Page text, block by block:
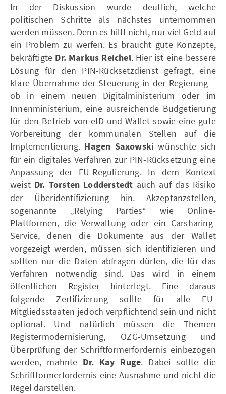
In der Diskussion wurde deutlich, welche
politischen Schritte als nächstes unternommen
werden müssen. Denn es hilft nicht, nur viel Geld auf
ein Problem zu werfen. Es braucht gute Konzepte,
bekräftigte Dr. Markus Reichel. Hier ist eine bessere
Lösung für den PIN-Rücksetzdienst gefragt, eine
klare Übernahme der Steuerung in der Regierung –
ob in einem neuen Digitalministerium oder im
Innenministerium, eine ausreichende Budgetierung
für den Betrieb von eID und Wallet sowie eine gute
Vorbereitung der kommunalen Stellen auf die
Implementierung. Hagen Saxowski wünschte sich
für ein digitales Verfahren zur PIN-Rücksetzung eine
Anpassung der EU-Regulierung. In dem Kontext
weist Dr. Torsten Lodderstedt auch auf das Risiko
der Überidentifizierung hin. Akzeptanzstellen,
sogenannte „Relying Parties“ wie Online-
Plattformen, die Verwaltung oder ein Carsharing-
Service, denen die Dokumente aus der Wallet
vorgezeigt werden, müssen sich identifizieren und
sollten nur die Daten abfragen dürfen, die für das
Verfahren notwendig sind. Das wird in einem
öffentlichen Register hinterlegt. Eine daraus
folgende Zertifizierung sollte für alle EU-
Mitgliedsstaaten jedoch verpflichtend sein und nicht
optional. Und natürlich müssen die Themen
Registermodernisierung, OZG-Umsetzung und
Überprüfung der Schriftformerfordernis einbezogen
werden, mahnte Dr. Kay Ruge. Dabei sollte die
Schriftformerfordernis eine Ausnahme und nicht die
Regel darstellen.